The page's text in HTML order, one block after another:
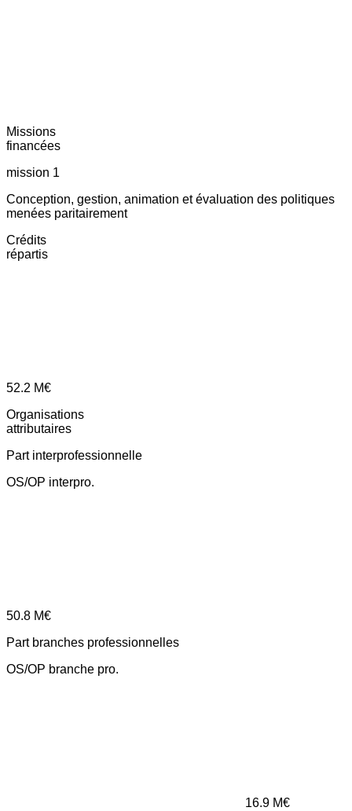
Missions
financées
mission 1
Conception, gestion, animation et évaluation des politiques
menées paritairement
Crédits
répartis
52.2 M€
Organisations
attributaires
Part interprofessionnelle
OS/OP interpro.
50.8 M€
Part branches professionnelles
OS/OP branche pro.
16.9 M€